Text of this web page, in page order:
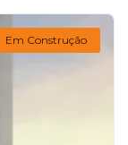
Em Construção